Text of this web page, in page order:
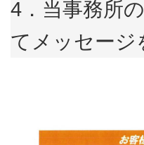
4．当事務所
てメッセージ